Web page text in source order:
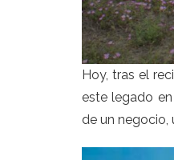
Hoy, tras el
este legado
de un negocio,